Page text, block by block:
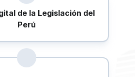
de la Legislación del
Perú